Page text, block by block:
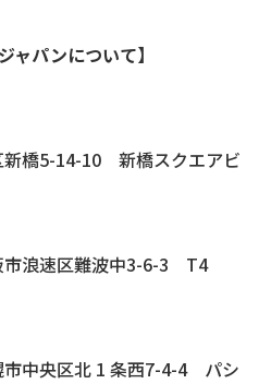
ャパンについて】
橋5-14-10 新橋スクエアビ
浪速区難波中3-6-3 T4
中央区北 1 条西7-4-4 パシ